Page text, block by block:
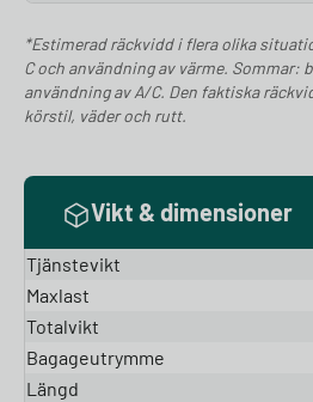
*Estimerad räckvidd i flera olika
C och användning av värme. Sommar:
användning av A/C. Den faktiska
körstil, väder och rutt.
Vikt & dimensioner
Tjänstevikt
Maxlast
Totalvikt
Bagageutrymme
Längd